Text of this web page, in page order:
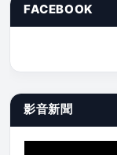
FACEBOOK
影音新聞